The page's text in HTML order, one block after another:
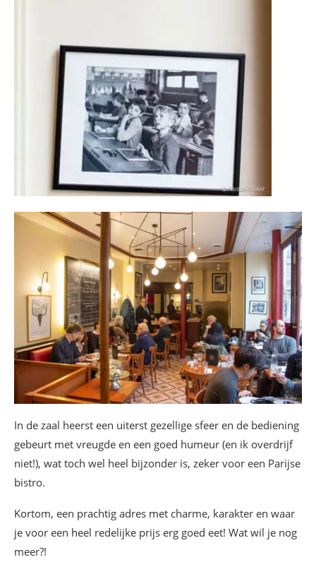
In de zaal heerst een uiterst gezellige sfeer en de bediening
gebeurt met vreugde en een goed humeur (en ik overdrijf
niet!), wat toch wel heel bijzonder is, zeker voor een Parijse
bistro.
Kortom, een prachtig adres met charme, karakter en waar
je voor een heel redelijke prijs erg goed eet! Wat wil je nog
meer?!